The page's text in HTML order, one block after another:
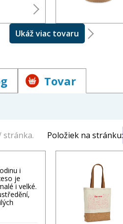
Ukáž viac tovaru
Tovar
stránka. Položiek na stránku:
i
je
i velké.